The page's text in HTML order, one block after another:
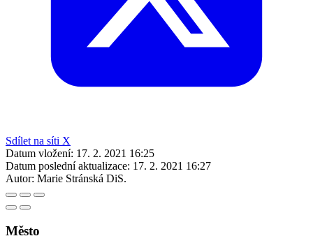
Sdílet na síti X
Datum vložení: 17. 2. 2021 16:25
Datum poslední aktualizace: 17. 2. 2021 16:27
Autor: Marie Stránská DiS.
Město